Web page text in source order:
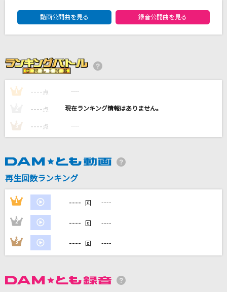
ダーリン
須田景凪
踊れオーケストラ
Butterfly Kiss
DAMの新曲・ランキングなど
DAM★ともボーカルエントリーランキング
動画公開曲を見る
録音公開曲を見る
1 ---- 点 ----
---- 点 ----
3 ---- 点 ----
再生回数ランキング
1 ---- 回 ----
2 ---- 回 ----
3 ---- 回 ----